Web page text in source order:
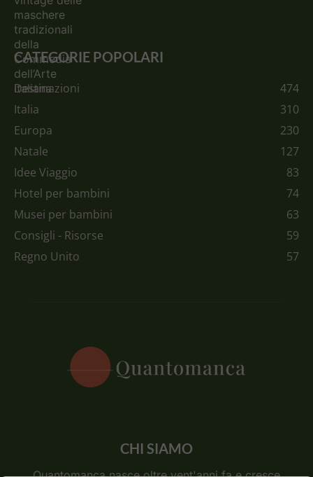
CATEGORIE POPOLARI
Destinazioni
474
Italia
310
Europa
230
Natale
127
Idee Viaggio
83
Hotel per bambini
74
Musei per bambini
63
Consigli - Risorse
59
Regno Unito
57
CHI SIAMO